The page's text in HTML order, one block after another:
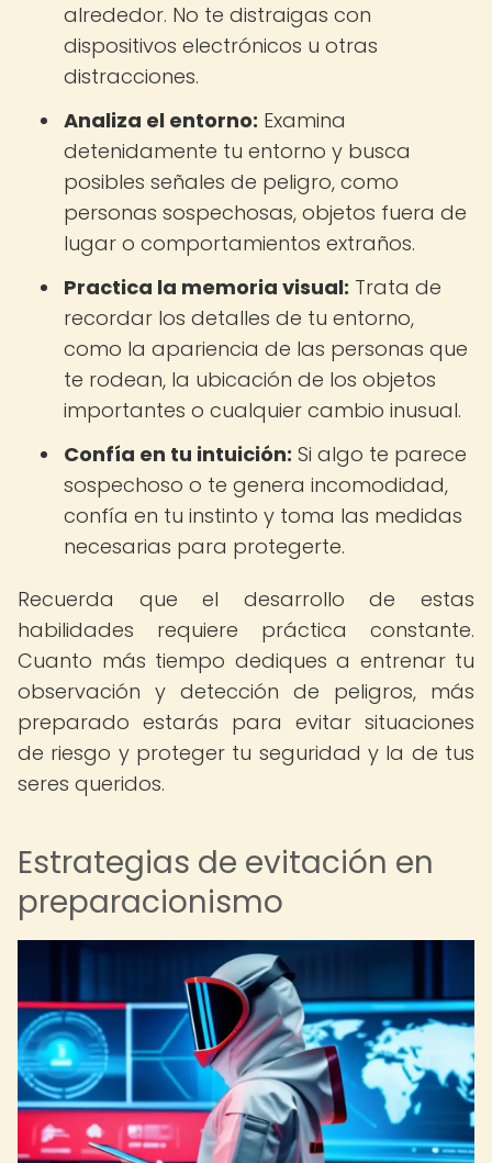
alrededor. No te distraigas con
dispositivos electrónicos u otras
distracciones.
Analiza el entorno: Examina
detenidamente tu entorno y busca
posibles señales de peligro, como
personas sospechosas, objetos fuera de
lugar o comportamientos extraños.
Practica la memoria visual: Trata de
recordar los detalles de tu entorno,
como la apariencia de las personas que
te rodean, la ubicación de los objetos
importantes o cualquier cambio inusual.
Confía en tu intuición: Si algo te parece
sospechoso o te genera incomodidad,
confía en tu instinto y toma las medidas
necesarias para protegerte.
Recuerda que el desarrollo de estas
habilidades requiere práctica constante.
Cuanto más tiempo dediques a entrenar tu
observación y detección de peligros, más
preparado estarás para evitar situaciones
de riesgo y proteger tu seguridad y la de tus
seres queridos.
Estrategias de evitación en
preparacionismo